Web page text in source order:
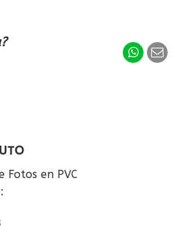
Fotos en PVC